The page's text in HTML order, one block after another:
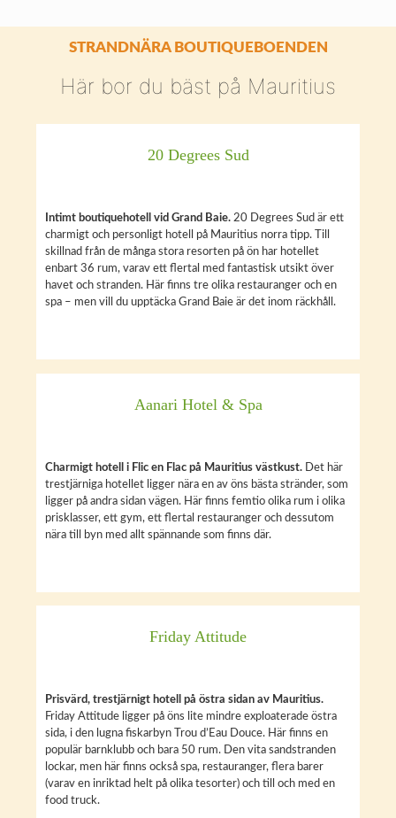
STRANDNÄRA BOUTIQUEBOENDEN
Här bor du bäst på Mauritius
20 Degrees Sud
Intimt boutiquehotell vid Grand Baie.20 Degrees Sud är ett
charmigt och personligt hotell på Mauritius norra tipp. Till
skillnad från de många stora resorten på ön har hotellet
enbart 36 rum, varav ett flertal med fantastisk utsikt över
havet och stranden. Här finns tre olika restauranger och en
spa – men vill du upptäcka Grand Baie är det inom räckhåll.
Aanari Hotel & Spa
Charmigt hotell i Flic en Flac på Mauritius västkust.Det här
trestjärniga hotellet ligger nära en av öns bästa stränder, som
ligger på andra sidan vägen. Här finns femtio olika rum i olika
prisklasser, ett gym, ett flertal restauranger och dessutom
nära till byn med allt spännande som finns där.
Friday Attitude
Prisvärd, trestjärnigt hotell på östra sidan av Mauritius.
Friday Attitude ligger på öns lite mindre exploaterade östra
sida, i den lugna fiskarbyn Trou d’Eau Douce. Här finns en
populär barnklubb och bara 50 rum. Den vita sandstranden
lockar, men här finns också spa, restauranger, flera barer
(varav en inriktad helt på olika tesorter) och till och med en
food truck.